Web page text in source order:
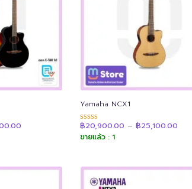
Yamaha NCX1
ให้คะแนน
ตั้งแต่ 1-5
฿20,900.00 – ฿25,100.00Price
ขายแล้ว : 1